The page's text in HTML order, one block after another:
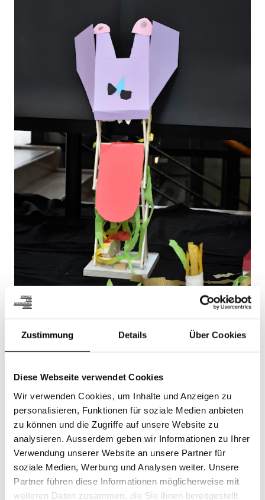
Zustimmung Details Über Cookies
Diese Webseite verwendet Cookies
Wir verwenden Cookies, um Inhalte und Anzeigen zu
personalisieren, Funktionen für soziale Medien anbieten
zu können und die Zugriffe auf unsere Website zu
analysieren. Ausserdem geben wir Informationen zu Ihrer
Verwendung unserer Website an unsere Partner für
soziale Medien, Werbung und Analysen weiter. Unsere
Partner führen diese Informationen möglicherweise mit
weiteren Daten zusammen, die Sie ihnen bereitgestellt